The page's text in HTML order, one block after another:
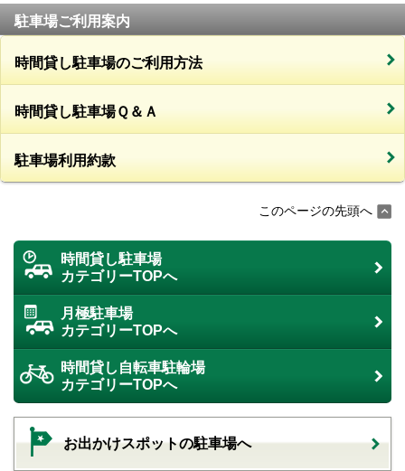
駐車場ご利用案内
時間貸し駐車場のご利用方法
時間貸し駐車場Ｑ＆Ａ
駐車場利用約款
このページの先頭へ
時間貸し駐車場
カテゴリーTOPへ
月極駐車場
カテゴリーTOPへ
時間貸し自転車駐輪場
カテゴリーTOPへ
お出かけスポットの駐車場へ